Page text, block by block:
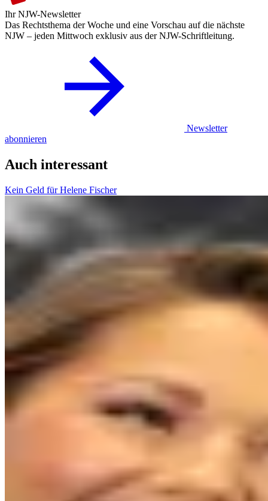
Ihr NJW-Newsletter
Das Rechtsthema der Woche und eine Vorschau auf die nächste
NJW – jeden Mittwoch exklusiv aus der NJW-Schriftleitung.
Newsletter
abonnieren
Auch interessant
Kein Geld für Helene Fischer